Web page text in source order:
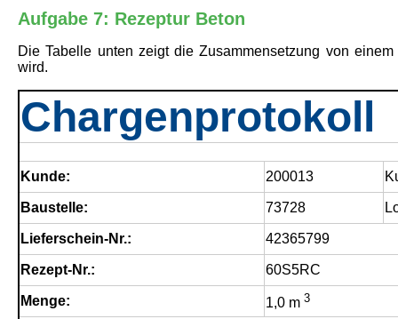
Aufgabe 7: Rezeptur Beton
Die Tabelle unten zeigt die Zusammensetzung von
wird.
Chargenprotokoll
Kunde: 200013
Baustelle: 73728
Lieferschein-Nr.: 42365799
Rezept-Nr.: 60S5RC
Menge: 1,0 m 3